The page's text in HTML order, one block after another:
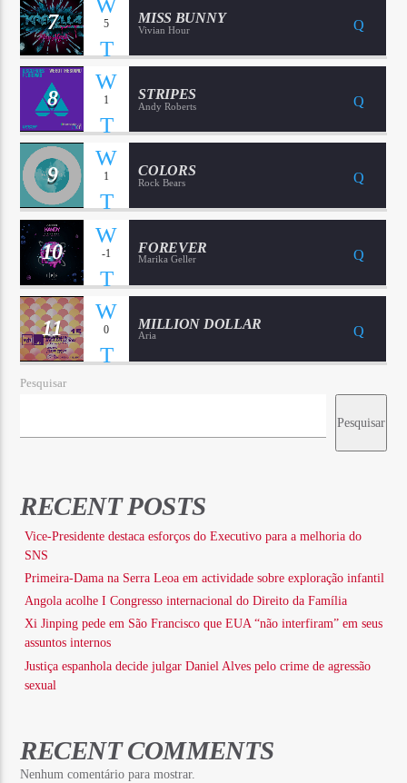
7 5 MISS BUNNY
Vivian Hour
8 1 STRIPES
Andy Roberts
9 1 COLORS
Rock Bears
10 -1 FOREVER
Marika Geller
11 0 MILLION DOLLAR
Aria
Pesquisar
Pesquisar
RECENT POSTS
Vice-Presidente destaca esforços do Executivo para a melhoria do
SNS
Primeira-Dama na Serra Leoa em actividade sobre exploração infantil
Angola acolhe I Congresso internacional do Direito da Família
Xi Jinping pede em São Francisco que EUA “não interfiram” em seus
assuntos internos
Justiça espanhola decide julgar Daniel Alves pelo crime de agressão
sexual
RECENT COMMENTS
Nenhum comentário para mostrar.